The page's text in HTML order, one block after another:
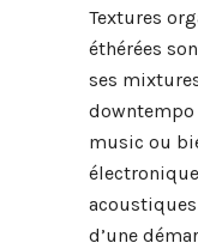
Textures
éthérées
ses
downtempo
music ou
d’une